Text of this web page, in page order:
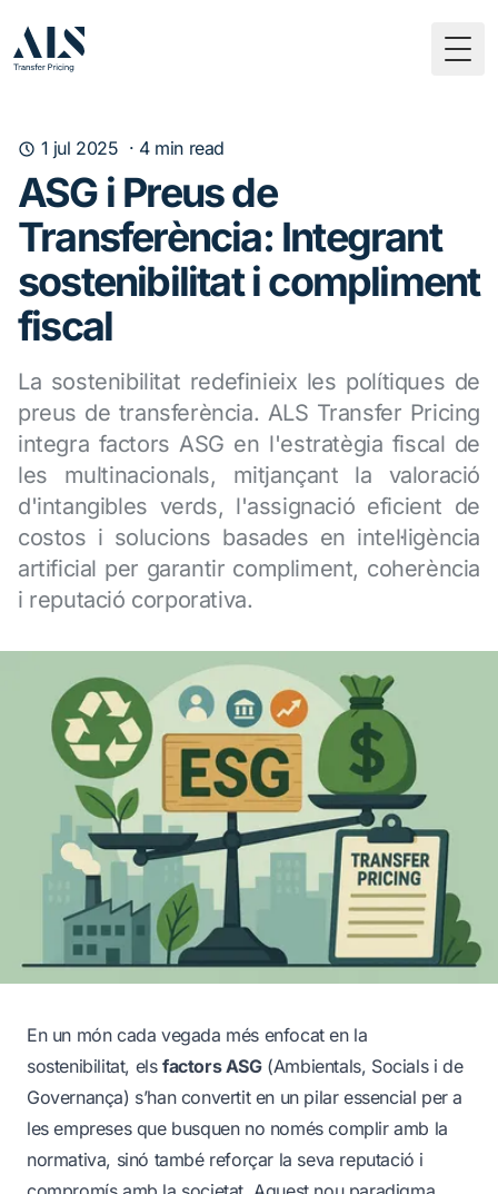
1 jul 2025 · 4min read
ASG i Preus de
Transferència: Integrant
sostenibilitat i compliment
fiscal
La sostenibilitat redefinieix les polítiques de
preus de transferència. ALS Transfer Pricing
integra factors ASG en l'estratègia fiscal de
les multinacionals, mitjançant la valoració
d'intangibles verds, l'assignació eficient de
costos i solucions basades en intel·ligència
artificial per garantir compliment, coherència
i reputació corporativa.
En un món cada vegada més enfocat en la
sostenibilitat, els factors ASG(Ambientals, Socials i de
Governança) s’han convertit en un pilar essencial per a
les empreses que busquen no només complir amb la
normativa, sinó també reforçar la seva reputació i